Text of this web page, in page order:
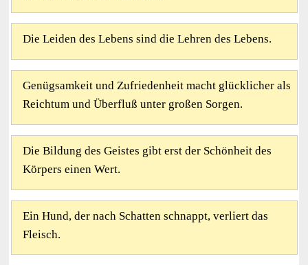
Die Leiden des Lebens sind die Lehren des Lebens.
Genügsamkeit und Zufriedenheit macht glücklicher als
Reichtum und Überfluß unter großen Sorgen.
Die Bildung des Geistes gibt erst der Schönheit des
Körpers einen Wert.
Ein Hund, der nach Schatten schnappt, verliert das
Fleisch.